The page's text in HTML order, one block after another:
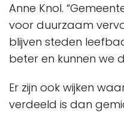
Anne Knol.
voor duurzaam
blijven steden
beter en kunnen we
Er zijn ook wijken
verdeeld is dan